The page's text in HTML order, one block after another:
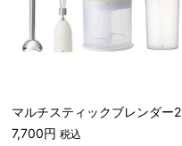
マルチスティックブレンダー2
7,700円税込